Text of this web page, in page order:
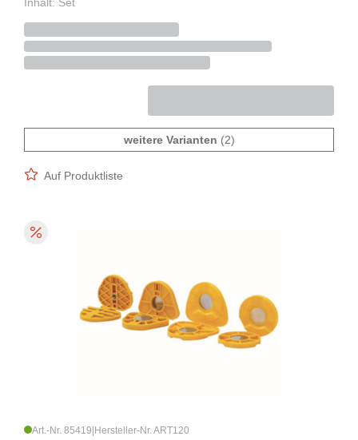
Inhalt: Set
weitere Varianten (2)
Auf Produktliste
Art.-Nr. 85419 Hersteller-Nr. ART120